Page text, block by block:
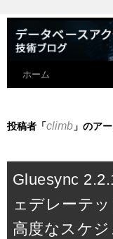
ホーム
投稿者「climb 」のア
Gluesync
ェデレーテ
高度なスケ